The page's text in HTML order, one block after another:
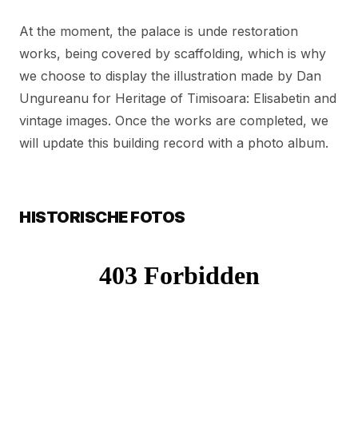
At the moment, the palace is unde restoration
works, being covered by scaffolding, which is why
we choose to display the illustration made by Dan
Ungureanu for Heritage of Timisoara: Elisabetin and
vintage images. Once the works are completed, we
will update this building record with a photo album.
HISTORISCHE FOTOS